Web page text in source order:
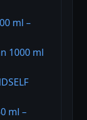
ml –
1000 ml
ml –